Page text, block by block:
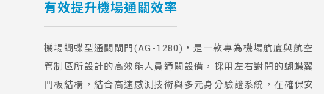
有效提升機場通關效率
機場蝴蝶型通關閘門(AG-1280)，是一款專為機場航廈與航空
管制區所設計的高效能人員通關設備，採用左右對開的蝴蝶翼
門板結構，結合高速感測技術與多元身分驗證系統，在確保安